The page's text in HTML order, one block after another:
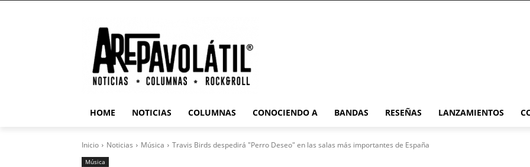
HOME NOTICIAS COLUMNAS CONOCIENDO A BANDAS RESEÑAS LANZAMIENTOS
Inicio Noticias Música Travis Birds despedirá "Perro Deseo" en las salas más importantes de España
Música